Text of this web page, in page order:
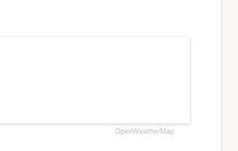
OpenWeatherMap